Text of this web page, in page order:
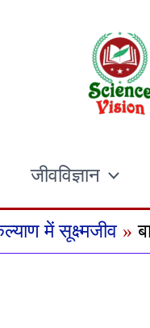
जीवविज्ञान
में सूक्ष्मजीव